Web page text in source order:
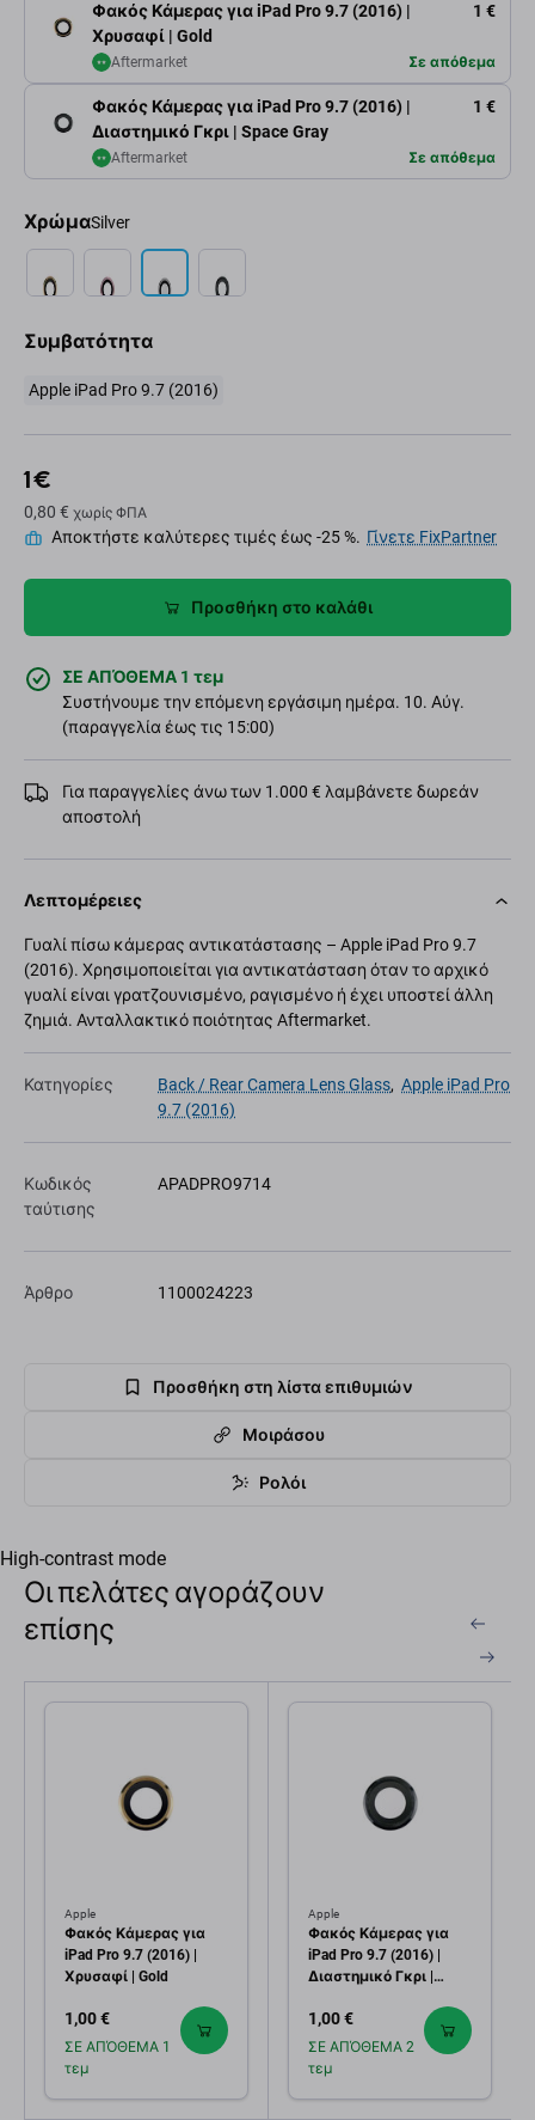
Φακός Κάμερας για iPad Pro 9.7 (2016) |
Χρυσαφί | Gold
1 €
Aftermarket Σε απόθεμα
Φακός Κάμερας για iPad Pro 9.7 (2016) |
Διαστημικό Γκρι | Space Gray
1 €
Aftermarket Σε απόθεμα
ΧρώμαSilver
Συμβατότητα
Apple iPad Pro 9.7 (2016)
1 €
0,80 € χωρίς ΦΠΑ
Αποκτήστε καλύτερες τιμές έως -25 %. Γίνετε FixPartner
Προσθήκη στο καλάθι
ΣΕ ΑΠΌΘΕΜΑ 1 τεμ
Συστήνουμε την επόμενη εργάσιμη ημέρα. 10. Αύγ.
(παραγγελία έως τις 15:00)
Για παραγγελίες άνω των 1.000 € λαμβάνετε δωρεάν
αποστολή
Λεπτομέρειες
Γυαλί πίσω κάμερας αντικατάστασης – Apple iPad Pro 9.7
(2016). Χρησιμοποιείται για αντικατάσταση όταν το αρχικό
γυαλί είναι γρατζουνισμένο, ραγισμένο ή έχει υποστεί άλλη
ζημιά. Ανταλλακτικό ποιότητας Aftermarket.
Κατηγορίες Back / Rear Camera Lens Glass, Apple iPad Pro
9.7 (2016)
Κωδικός
ταύτισης
APADPRO9714
Άρθρο 1100024223
Προσθήκη στη λίστα επιθυμιών
Μοιράσου
Ρολόι
High-contrast mode
Οι πελάτες αγοράζουν
επίσης
Apple
Φακός Κάμερας για
iPad Pro 9.7 (2016) |
Χρυσαφί | Gold
1,00 €
ΣΕ ΑΠΌΘΕΜΑ 1
τεμ
Apple
Φακός Κάμερας για
iPad Pro 9.7 (2016) |
Διαστημικό Γκρι |
1,00 €
ΣΕ ΑΠΌΘΕΜΑ 2
τεμ